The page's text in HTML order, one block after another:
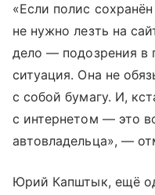
«Если полис
не нужно лезть на
дело — подозрения в
ситуация. Она не
с собой бумагу. И,
с интернетом — это
автовладельца», —
Юрий Капштык, ещё